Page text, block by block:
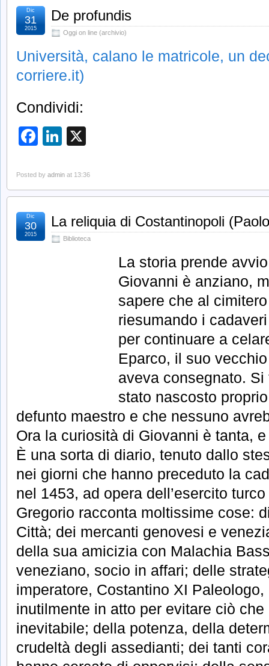
De profundis
Oggi on line (archivio)
Dic
31
2015
Università, calano le matricole, un
corriere.it)
Condividi:
Facebook
LinkedIn
Posted by admin at 13:36
La reliquia di Costantinopoli
Biblioteca
Dic
30
2015
La storia prende
Giovanni è anziano,
sapere che al
riesumando i
per continuare a
Eparco, il suo
aveva consegnato.
stato nascosto
defunto maestro e che nessuno
Ora la curiosità di Giovanni è tanta,
È una sorta di diario, tenuto dallo
nei giorni che hanno preceduto la
nel 1453, ad opera dell’esercito
Gregorio racconta moltissime cose:
Città; dei mercanti genovesi e
della sua amicizia con Malachia
veneziano, socio in affari; delle
imperatore, Costantino XI
inutilmente in atto per evitare ciò
inevitabile; della potenza, della
crudeltà degli assedianti; dei tanti